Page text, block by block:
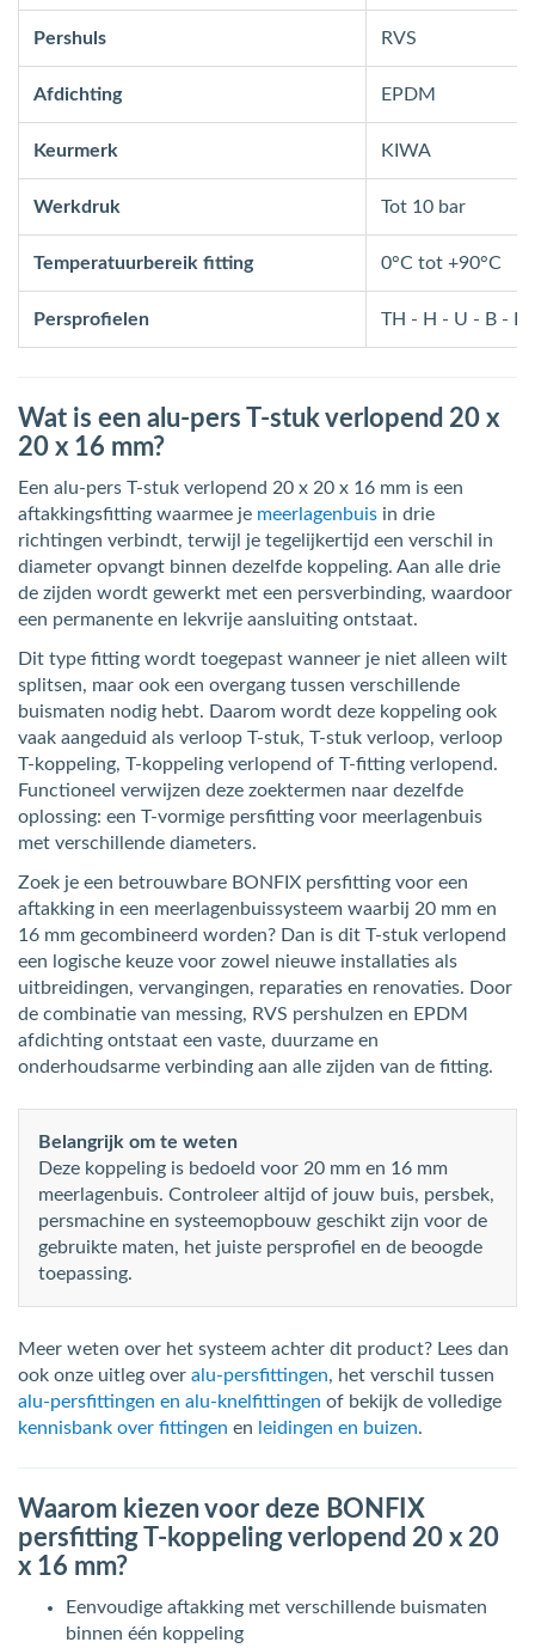
Pershuls RVS
Afdichting EPDM
Keurmerk KIWA
Werkdruk Tot 10 bar
Temperatuurbereik fitting 0°C tot +90°C
Persprofielen TH - H - U - B - F
Wat is een alu-pers T-stuk verlopend 20 x
20 x 16 mm?
Een alu-pers T-stuk verlopend 20 x 20 x 16 mm is een
aftakkingsfitting waarmee je meerlagenbuis in drie
richtingen verbindt, terwijl je tegelijkertijd een verschil in
diameter opvangt binnen dezelfde koppeling. Aan alle drie
de zijden wordt gewerkt met een persverbinding, waardoor
een permanente en lekvrije aansluiting ontstaat.
Dit type fitting wordt toegepast wanneer je niet alleen wilt
splitsen, maar ook een overgang tussen verschillende
buismaten nodig hebt. Daarom wordt deze koppeling ook
vaak aangeduid als verloop T-stuk, T-stuk verloop, verloop
T-koppeling, T-koppeling verlopend of T-fitting verlopend.
Functioneel verwijzen deze zoektermen naar dezelfde
oplossing: een T-vormige persfitting voor meerlagenbuis
met verschillende diameters.
Zoek je een betrouwbare BONFIX persfitting voor een
aftakking in een meerlagenbuissysteem waarbij 20 mm en
16 mm gecombineerd worden? Dan is dit T-stuk verlopend
een logische keuze voor zowel nieuwe installaties als
uitbreidingen, vervangingen, reparaties en renovaties. Door
de combinatie van messing, RVS pershulzen en EPDM
afdichting ontstaat een vaste, duurzame en
onderhoudsarme verbinding aan alle zijden van de fitting.
Belangrijk om te weten
Deze koppeling is bedoeld voor 20 mm en 16 mm
meerlagenbuis. Controleer altijd of jouw buis, persbek,
persmachine en systeemopbouw geschikt zijn voor de
gebruikte maten, het juiste persprofiel en de beoogde
toepassing.
Meer weten over het systeem achter dit product? Lees dan
ook onze uitleg over alu-persfittingen, het verschil tussen
alu-persfittingen en alu-knelfittingen of bekijk de volledige
kennisbank over fittingen en leidingen en buizen.
Waarom kiezen voor deze BONFIX
persfitting T-koppeling verlopend 20 x 20
x 16 mm?
Eenvoudige aftakking met verschillende buismaten
binnen één koppeling